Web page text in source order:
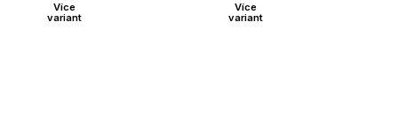
Více
variant
Více
variant